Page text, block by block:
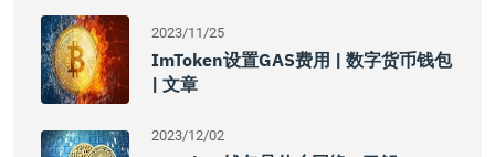
2023/11/25
ImToken设置GAS费用 | 数字货币钱包
| 文章
2023/12/02